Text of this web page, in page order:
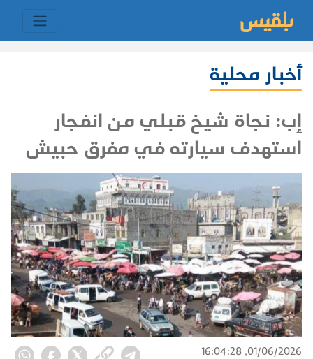
أخبار محلية
إب: نجاة شيخ قبلي من انفجار
استهدف سيارته في مفرق حبيش
01/06/2026, 16:04:28